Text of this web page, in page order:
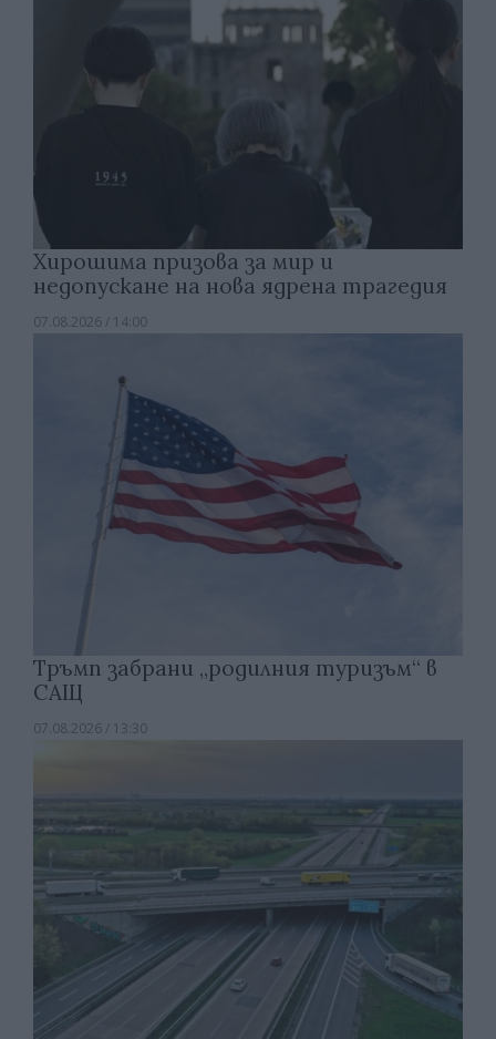
Хирошима призова за мир и
недопускане на нова ядрена трагедия
07.08.2026 / 14:00
Тръмп забрани „родилния туризъм“ в
САЩ
07.08.2026 / 13:30